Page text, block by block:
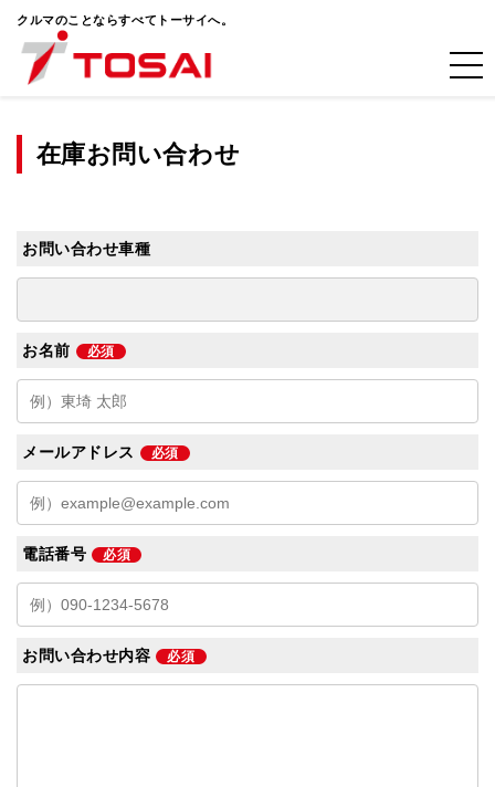
クルマのことならすべてトーサイへ。
在庫お問い合わせ
お問い合わせ車種
お名前 必須
メールアドレス 必須
電話番号 必須
お問い合わせ内容 必須